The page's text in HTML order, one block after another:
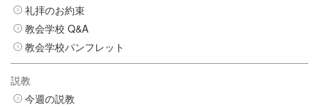
礼拝のお約束
教会学校 Q&A
教会学校パンフレット
説教
今週の説教